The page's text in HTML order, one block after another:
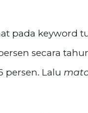
pada keyword
secara
Lalu